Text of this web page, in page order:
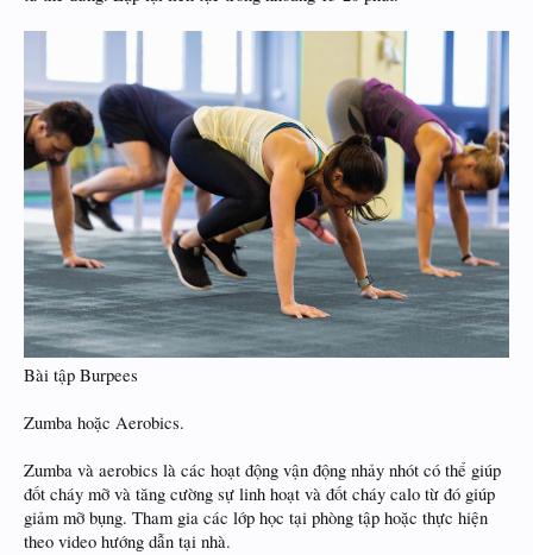
Bài tập Burpees
Zumba hoặc Aerobics.
Zumba và aerobics là các hoạt động vận động nhảy nhót có thể giúp
đốt cháy mỡ và tăng cường sự linh hoạt và đốt cháy calo từ đó giúp
giảm mỡ bụng. Tham gia các lớp học tại phòng tập hoặc thực hiện
theo video hướng dẫn tại nhà.